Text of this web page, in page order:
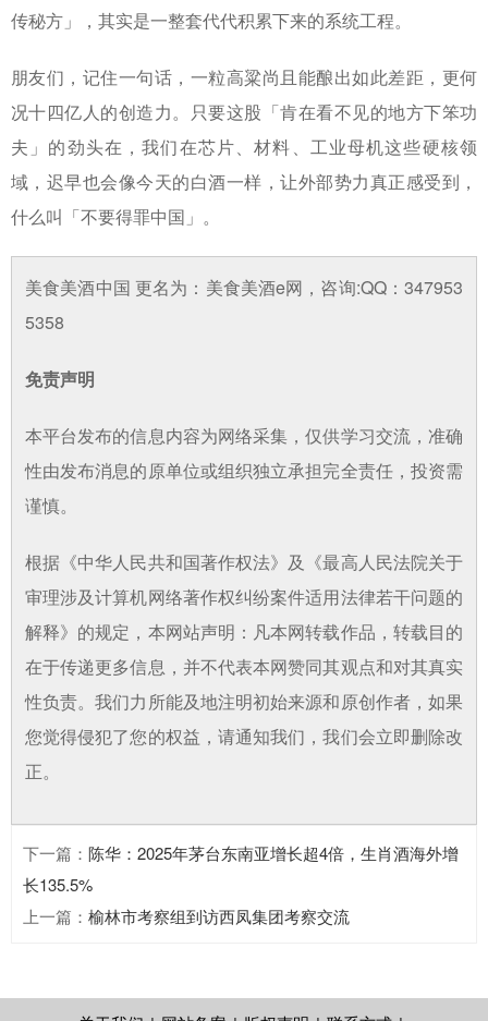
传秘方」，其实是一整套代代积累下来的系统工程。
朋友们，记住一句话，一粒高粱尚且能酿出如此差距，更何
况十四亿人的创造力。只要这股「肯在看不见的地方下笨功
夫」的劲头在，我们在芯片、材料、工业母机这些硬核领
域，迟早也会像今天的白酒一样，让外部势力真正感受到，
什么叫「不要得罪中国」。
美食美酒中国 更名为：美食美酒e网，咨询:QQ：347953
5358
免责声明
本平台发布的信息内容为网络采集，仅供学习交流，准确
性由发布消息的原单位或组织独立承担完全责任，投资需
谨慎。
根据《中华人民共和国著作权法》及《最高人民法院关于
审理涉及计算机网络著作权纠纷案件适用法律若干问题的
解释》的规定，本网站声明：凡本网转载作品，转载目的
在于传递更多信息，并不代表本网赞同其观点和对其真实
性负责。我们力所能及地注明初始来源和原创作者，如果
您觉得侵犯了您的权益，请通知我们，我们会立即删除改
正。
下一篇 ： 陈华：2025年茅台东南亚增长超4倍，生肖酒海外增
长135.5%
上一篇 ： 榆林市考察组到访西凤集团考察交流